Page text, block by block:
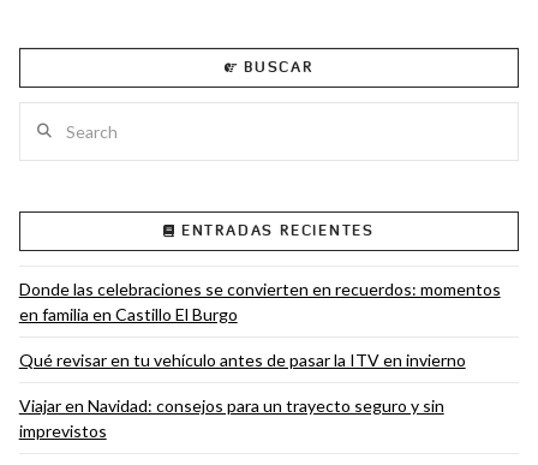
VIEW POST
BUSCAR
ENTRADAS RECIENTES
Donde las celebraciones se convierten en recuerdos: momentos
en familia en Castillo El Burgo
Qué revisar en tu vehículo antes de pasar la ITV en invierno
Viajar en Navidad: consejos para un trayecto seguro y sin
imprevistos